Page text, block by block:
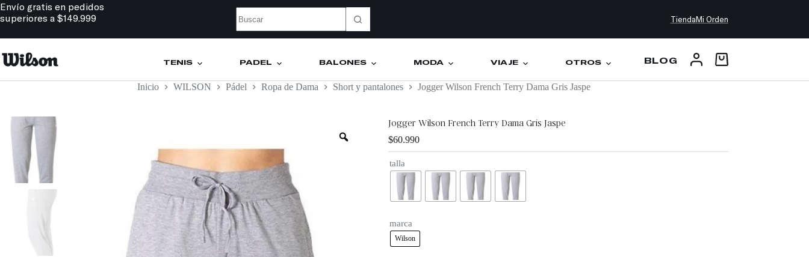
Envío gratis en pedidos
superiores a $149.999
TiendaMi Orden
TENIS PÁDEL BALONES MODA VIAJE OTROS BLOG
Inicio WILSON Pádel Ropa de Dama Short y pantalones Jogger Wilson French Terry Dama Gris Jaspe
Jogger Wilson French Terry Dama Gris Jaspe
$60.990
talla
marca
Wilson